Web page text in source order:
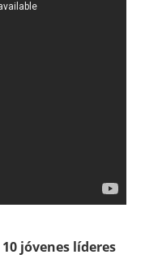
10 jóvenes líderes